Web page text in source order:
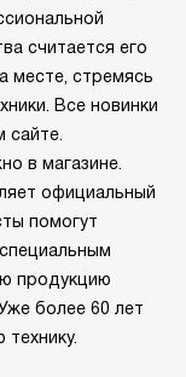
считается его
месте, стремясь
Все новинки
сайте.
в магазине.
официальный
помогут
продукцию
более 60 лет